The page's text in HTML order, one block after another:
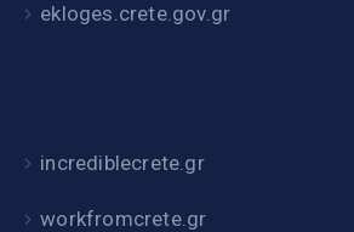
ekloges.crete.gov.gr
incrediblecrete.gr
workfromcrete.gr